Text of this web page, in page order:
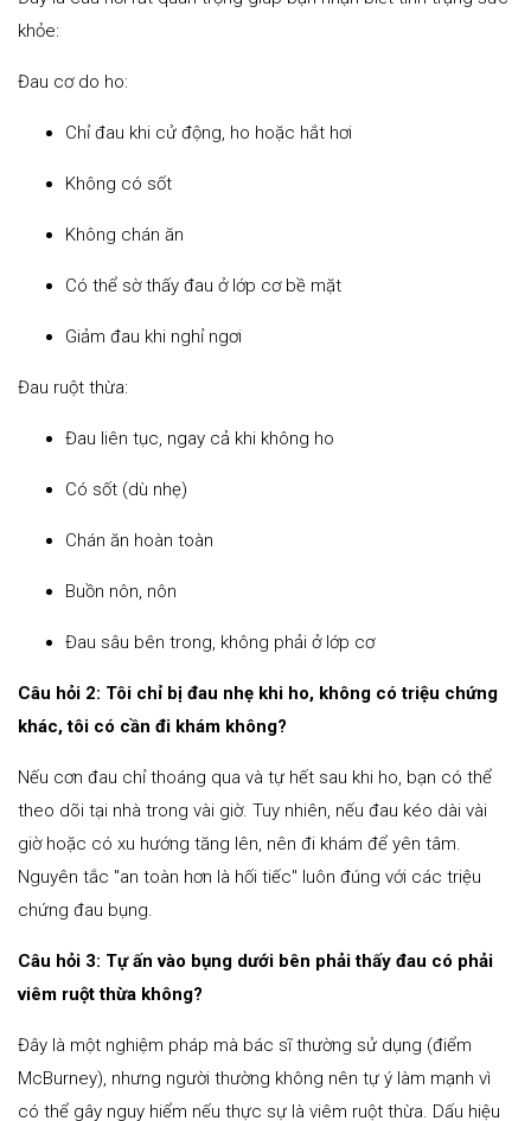
khỏe:
Đau cơ do ho:
Chỉ đau khi cử động, ho hoặc hắt hơi
Không có sốt
Không chán ăn
Có thể sờ thấy đau ở lớp cơ bề mặt
Giảm đau khi nghỉ ngơi
Đau ruột thừa:
Đau liên tục, ngay cả khi không ho
Có sốt (dù nhẹ)
Chán ăn hoàn toàn
Buồn nôn, nôn
Đau sâu bên trong, không phải ở lớp cơ
Câu hỏi 2: Tôi chỉ bị đau nhẹ khi ho, không có triệu chứng
khác, tôi có cần đi khám không?
Nếu cơn đau chỉ thoáng qua và tự hết sau khi ho, bạn có thể
theo dõi tại nhà trong vài giờ. Tuy nhiên, nếu đau kéo dài vài
giờ hoặc có xu hướng tăng lên, nên đi khám để yên tâm.
Nguyên tắc "an toàn hơn là hối tiếc" luôn đúng với các triệu
chứng đau bụng.
Câu hỏi 3: Tự ấn vào bụng dưới bên phải thấy đau có phải
viêm ruột thừa không?
Đây là một nghiệm pháp mà bác sĩ thường sử dụng (điểm
McBurney), nhưng người thường không nên tự ý làm mạnh vì
có thể gây nguy hiểm nếu thực sự là viêm ruột thừa. Dấu hiệu